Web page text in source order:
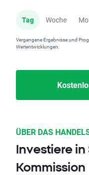
Tag Woche
Vergangene Ergebnisse und
Wertentwicklungen.
ÜBER DAS
Investiere in
Kommission